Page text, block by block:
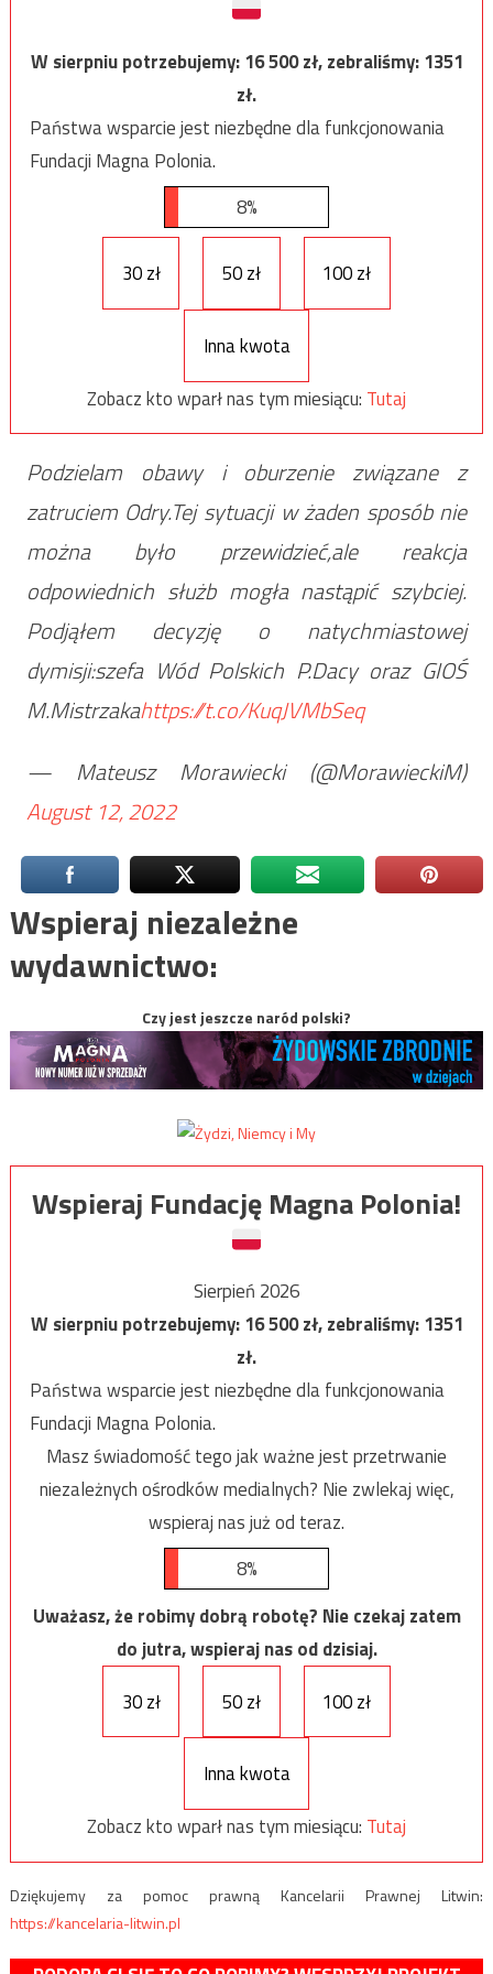
W sierpniu potrzebujemy:16 500zł, zebraliśmy:1351
zł.
Państwa wsparcie jest niezbędne dla funkcjonowania
Fundacji Magna Polonia.
8%
30 zł 50 zł 100 zł
Inna kwota
Zobacz kto wparł nas tym miesiącu: Tutaj
Podzielam obawy i oburzenie związane z
zatruciem Odry.Tej sytuacji w żaden sposób nie
można było przewidzieć,ale reakcja
odpowiednich służb mogła nastąpić szybciej.
Podjąłem decyzję o natychmiastowej
dymisji:szefa Wód Polskich P.Dacy oraz GIOŚ
M.Mistrzakahttps://t.co/KuqJVMbSeq
— Mateusz Morawiecki (@MorawieckiM)
August 12, 2022
Wspieraj niezależne
wydawnictwo:
Czy jest jeszcze naród polski?
Wspieraj Fundację Magna Polonia!
Sierpień 2026
W sierpniu potrzebujemy:16 500zł, zebraliśmy:1351
zł.
Państwa wsparcie jest niezbędne dla funkcjonowania
Fundacji Magna Polonia.
Masz świadomość tego jak ważne jest przetrwanie
niezależnych ośrodków medialnych? Nie zwlekaj więc,
wspieraj nas już od teraz.
8%
Uważasz, że robimy dobrą robotę? Nie czekaj zatem
do jutra, wspieraj nas od dzisiaj.
30 zł
50 zł 100 zł
Inna kwota
Zobacz kto wparł nas tym miesiącu: Tutaj
Dziękujemy za pomoc prawną Kancelarii Prawnej Litwin:
https://kancelaria-litwin.pl